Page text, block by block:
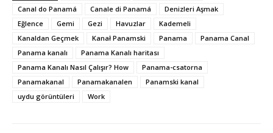
Canal do Panamá
Canale di Panamá
Denizleri Aşmak
Eğlence
Gemi Gezi Havuzlar
Kademeli
Kanaldan Geçmek
Kanał Panamski Panama
Panama Canal
Panama kanalı
Panama Kanalı haritası
Panama Kanalı Nasıl Çalışır? How
Panama-csatorna
Panamakanal
Panamakanalen
Panamski kanal
uydu görüntüleri
Work